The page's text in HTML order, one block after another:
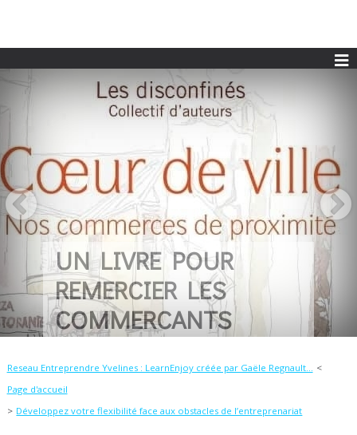
UN LIVRE POUR
REMERCIER LES
COMMERCANTS
Reseau Entreprendre Yvelines : LearnEnjoy créée par Gaële Regnault...
Page d'accueil
Développez votre flexibilité face aux obstacles de l’entreprenariat